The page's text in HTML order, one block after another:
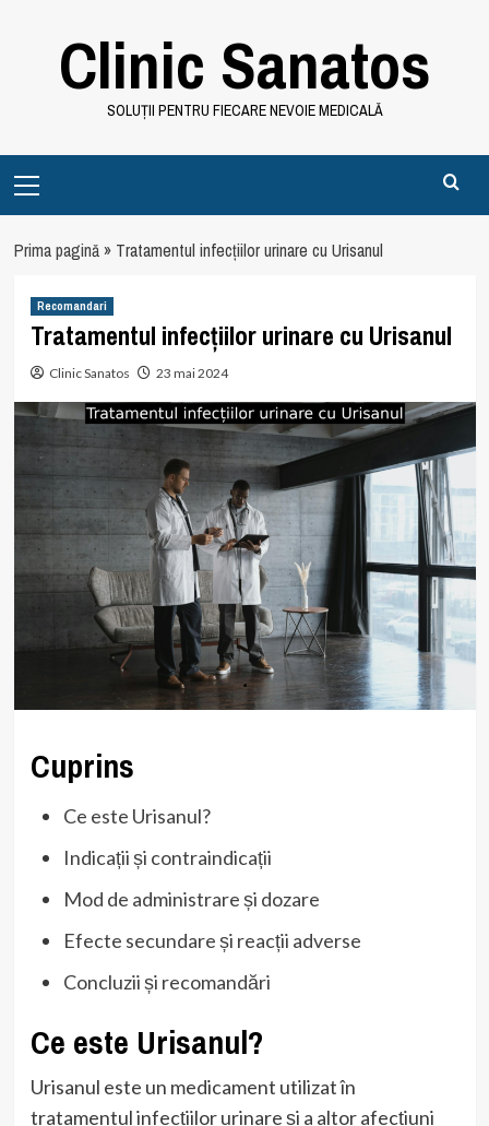
Clinic Sanatos
SOLUȚII PENTRU FIECARE NEVOIE MEDICALĂ
Menu
Prima pagină» Tratamentul infecțiilor urinare cu Urisanul
Recomandari
Tratamentul infecțiilor urinare cu Urisanul
Clinic Sanatos 23 mai 2024
Cuprins
Ce este Urisanul?
Indicații și contraindicații
Mod de administrare și dozare
Efecte secundare și reacții adverse
Concluzii și recomandări
Ce este Urisanul?
Urisanul este un medicament utilizat în
tratamentul infecțiilor urinare și a altor afecțiuni